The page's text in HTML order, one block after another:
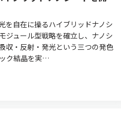
を自在に操るハイブリッドナノシ
ジュール型戦略を確立し、ナノシ
収・反射・発光という三つの発色
ク結晶を実…